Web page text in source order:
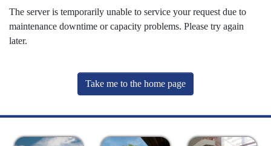
The server is temporarily unable to service your request due to
maintenance downtime or capacity problems. Please try again
later.
Take me to the home page